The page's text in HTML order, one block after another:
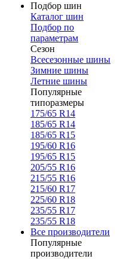
Подбор шин
Каталог шин
Подбор по
параметрам
Сезон
Всесезонные шины
Зимние шины
Летние шины
Популярные
типоразмеры
175/65 R14
185/65 R14
185/65 R15
195/60 R16
195/65 R15
205/55 R16
215/55 R16
215/60 R17
225/60 R18
235/55 R17
235/55 R18
Все производители
Популярные
производители